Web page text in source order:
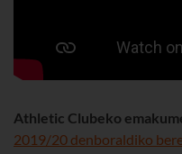
Athletic Clubeko
2019/20 denboraldiko